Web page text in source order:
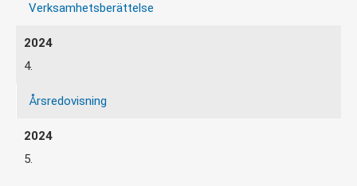
Verksamhetsberättelse
4.
Årsredovisning
5.